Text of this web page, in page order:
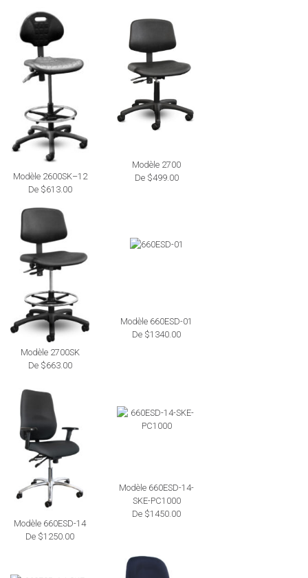
Modèle 2600SK–12
De $613.00
Modèle 2700
De $499.00
Modèle 2700SK
De $663.00
Modèle 660ESD-01
De $1340.00
Modèle 660ESD-14
De $1250.00
Modèle 660ESD-14-
SKE-PC1000
De $1450.00